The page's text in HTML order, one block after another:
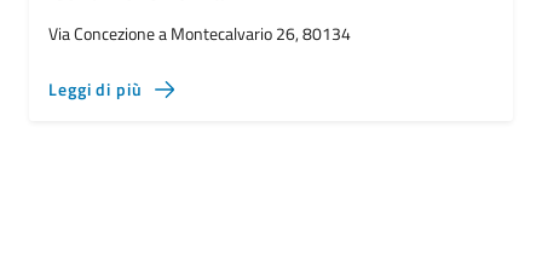
Via Concezione a Montecalvario 26, 80134
Leggi di più